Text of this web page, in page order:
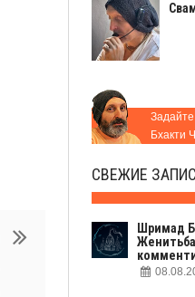
Бхакти
СВЕЖИЕ
Шримад